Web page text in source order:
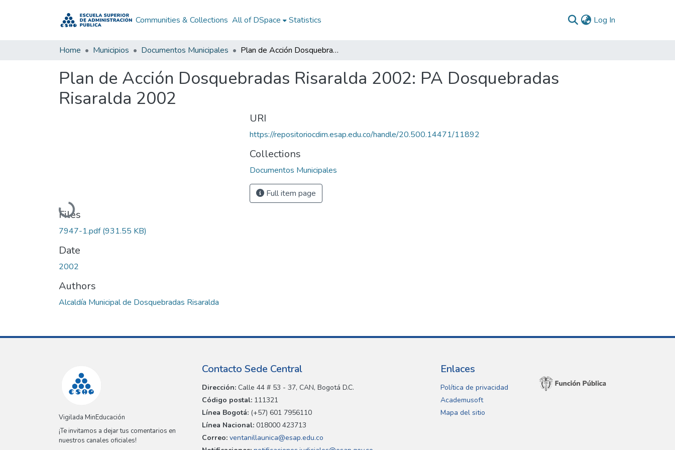
Communities & Collections All of DSpace Statistics Log In
Home Municipios Documentos Municipales Plan de Acción Dosquebradas Risaralda 2002: PA Dosquebradas Risaralda 2002
Plan de Acción Dosquebradas Risaralda 2002: PA Dosquebradas
Risaralda 2002
Loading...
Files
7947-1.pdf(931.55 KB)
Date
2002
Authors
Alcaldía Municipal de Dosquebradas Risaralda
URI
https://repositoriocdim.esap.edu.co/handle/20.500.14471/11892
Collections
Documentos Municipales
Full item page
Vigilada MinEducación
¡Te invitamos a dejar tus comentarios en
nuestros canales oficiales!
Contacto Sede Central
Dirección: Calle 44 # 53 - 37, CAN, Bogotá D.C.
Código postal: 111321
Línea Bogotá: (+57) 601 7956110
Línea Nacional: 018000 423713
Correo: ventanillaunica@esap.edu.co
Enlaces
Política de privacidad
Academusoft
Mapa del sitio